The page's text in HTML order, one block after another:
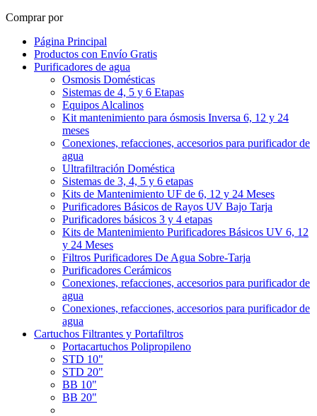
Comprar por
Página Principal
Productos con Envío Gratis
Purificadores de agua
Osmosis Domésticas
Sistemas de 4, 5 y 6 Etapas
Equipos Alcalinos
Kit mantenimiento para ósmosis Inversa 6, 12 y 24
meses
Conexiones, refacciones, accesorios para purificador de
agua
Ultrafiltración Doméstica
Sistemas de 3, 4, 5 y 6 etapas
Kits de Mantenimiento UF de 6, 12 y 24 Meses
Purificadores Básicos de Rayos UV Bajo Tarja
Purificadores básicos 3 y 4 etapas
Kits de Mantenimiento Purificadores Básicos UV 6, 12
y 24 Meses
Filtros Purificadores De Agua Sobre-Tarja
Purificadores Cerámicos
Conexiones, refacciones, accesorios para purificador de
agua
Conexiones, refacciones, accesorios para purificador de
agua
Cartuchos Filtrantes y Portafiltros
Portacartuchos Polipropileno
STD 10"
STD 20"
BB 10"
BB 20"